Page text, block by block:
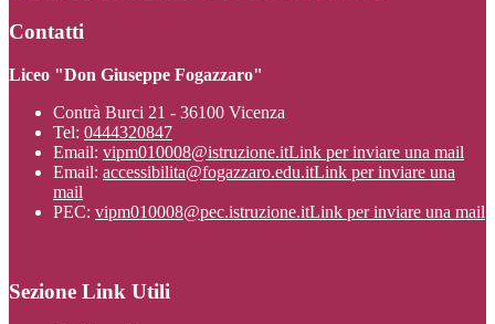
Contatti
Liceo "Don Giuseppe Fogazzaro"
Contrà Burci 21 - 36100 Vicenza
Tel: 0444320847
Email: vipm010008@istruzione.itLink per inviare una mail
Email: accessibilita@fogazzaro.edu.itLink per inviare una
mail
PEC: vipm010008@pec.istruzione.itLink per inviare una mail
Sezione Link Utili